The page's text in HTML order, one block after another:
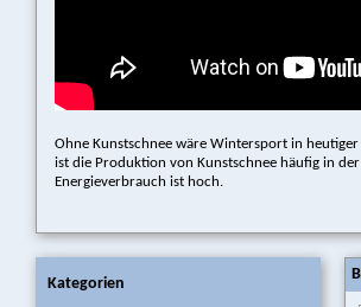
Ohne Kunstschnee wäre Wintersport in
ist die Produktion von Kunstschnee häufig in
Energieverbrauch ist hoch.
Kategorien